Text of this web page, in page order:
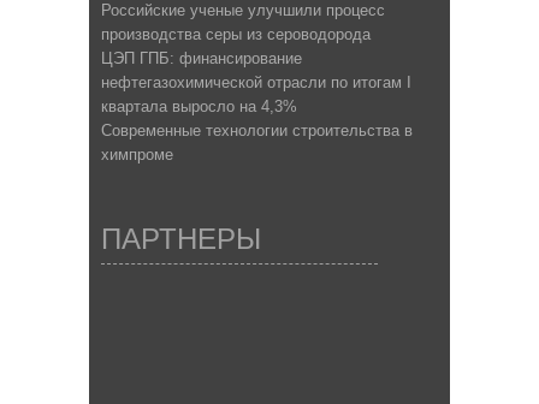
Российские ученые улучшили процесс
производства серы из сероводорода
ЦЭП ГПБ: финансирование
нефтегазохимической отрасли по итогам I
квартала выросло на 4,3%
Современные технологии строительства в
химпроме
ПАРТНЕРЫ